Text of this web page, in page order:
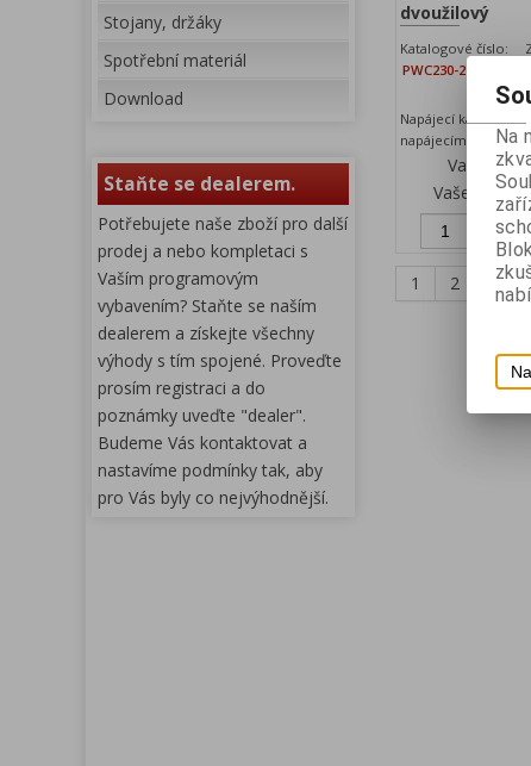
Stojany, držáky
Spotřební materiál
Download
Staňte se dealerem.
Potřebujete naše zboží pro další
prodej a nebo kompletaci s
Vaším programovým
vybavením? Staňte se naším
dealerem a získejte všechny
výhody s tím spojené. Proveďte
prosím registraci a do
poznámky uveďte "dealer".
Budeme Vás kontaktovat a
nastavíme podmínky tak, aby
pro Vás byly co nejvýhodnější.
dvoužilový
Katalogové číslo:
PWC230-2
Napájecí kabel 230V
napájecím zrojům.
Vaše
Vaše cena s
1 2 3
Na